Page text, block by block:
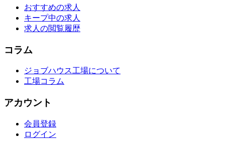
おすすめの求人
キープ中の求人
求人の閲覧履歴
コラム
ジョブハウス工場について
工場コラム
アカウント
会員登録
ログイン